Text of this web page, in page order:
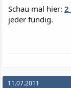
Schau mal hier: 2
jeder fündig.
11.07.2011